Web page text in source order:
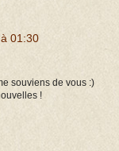
01:30
souviens de vous :)
!